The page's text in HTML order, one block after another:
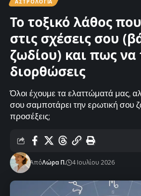
ΑΣΤΡΟΛΟΓΊΑ
Το τοξικό λάθος
στις σχέσεις σου
ζωδίου) και πως να
διορθώσεις
Όλοι έχουμε τα ελαττώματά μας,
σου σαμποτάρει την ερωτική σου
προσέξεις;
ΑπόΛώρα Π. 4 Ιουλίου 2026